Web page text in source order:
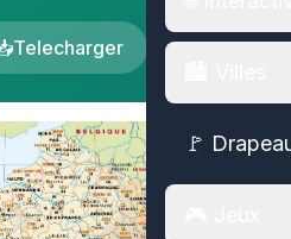
🚩
Telecharger